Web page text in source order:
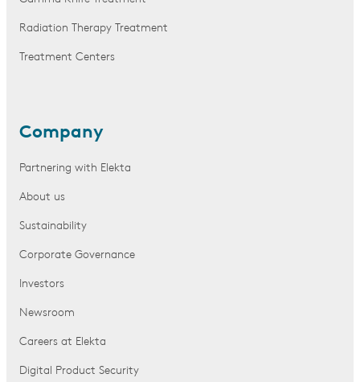
Radiation Therapy Treatment
Treatment Centers
Company
Partnering with Elekta
About us
Sustainability
Corporate Governance
Investors
Newsroom
Careers at Elekta
Digital Product Security